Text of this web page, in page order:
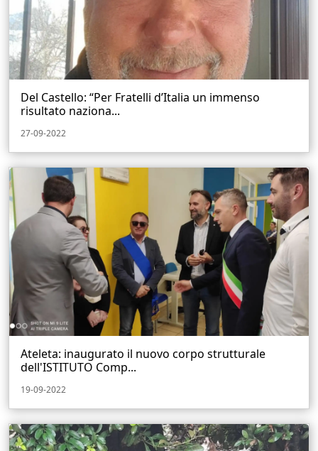
Del Castello: “Per Fratelli d’Italia un immenso
risultato naziona...
27-09-2022
Ateleta: inaugurato il nuovo corpo strutturale
dell'ISTITUTO Comp...
19-09-2022